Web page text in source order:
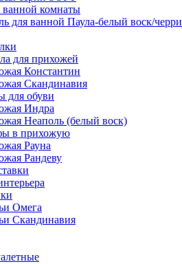
ванной комнаты
для ванной Паула-белый воск/черри
для прихожей
Константин
Скандинавия
для обуви
Индра
Неаполь (белый воск)
в прихожую
Рауна
Рандеву
Омега
Скандинавия